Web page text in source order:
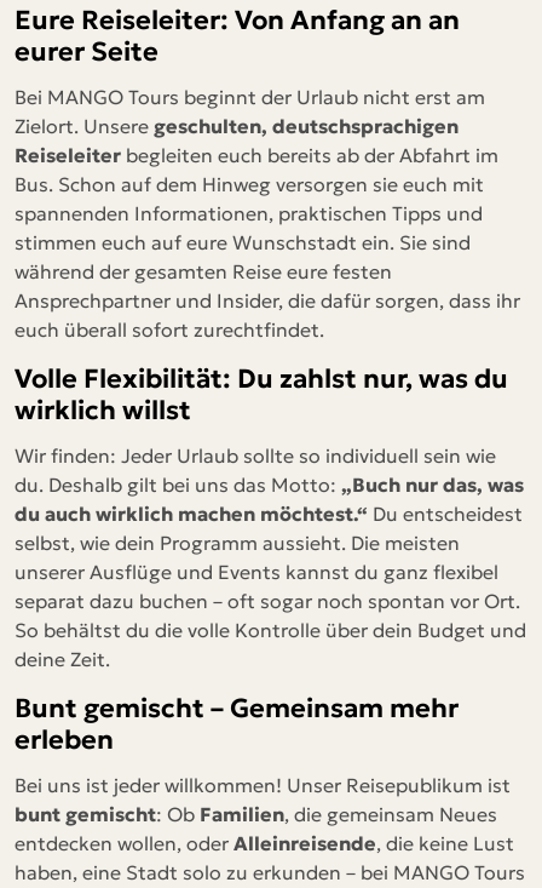
Eure Reiseleiter: Von Anfang an an
eurer Seite
Bei MANGO Tours beginnt der Urlaub nicht erst am
Zielort. Unsere geschulten, deutschsprachigen
Reiseleiter begleiten euch bereits ab der Abfahrt im
Bus. Schon auf dem Hinweg versorgen sie euch mit
spannenden Informationen, praktischen Tipps und
stimmen euch auf eure Wunschstadt ein. Sie sind
während der gesamten Reise eure festen
Ansprechpartner und Insider, die dafür sorgen, dass ihr
euch überall sofort zurechtfindet.
Volle Flexibilität: Du zahlst nur, was du
wirklich willst
Wir finden: Jeder Urlaub sollte so individuell sein wie
du. Deshalb gilt bei uns das Motto: „Buch nur das, was
du auch wirklich machen möchtest.“ Du entscheidest
selbst, wie dein Programm aussieht. Die meisten
unserer Ausflüge und Events kannst du ganz flexibel
separat dazu buchen – oft sogar noch spontan vor Ort.
So behältst du die volle Kontrolle über dein Budget und
deine Zeit.
Bunt gemischt – Gemeinsam mehr
erleben
Bei uns ist jeder willkommen! Unser Reisepublikum ist
bunt gemischt: Ob Familien, die gemeinsam Neues
entdecken wollen, oder Alleinreisende, die keine Lust
haben, eine Stadt solo zu erkunden – bei MANGO Tours